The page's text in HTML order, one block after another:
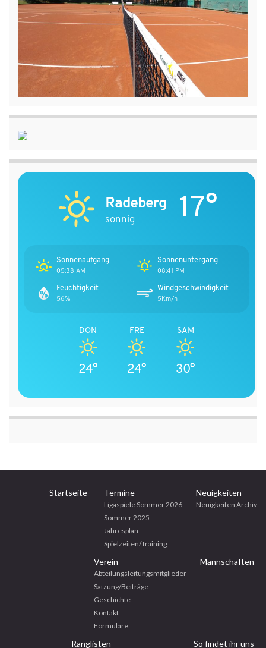
Radeberg
sonnig 17°
Sonnenaufgang
05:38 AM
Sonnenuntergang
08:41 PM
Feuchtigkeit
56%
Windgeschwindigkeit
5Km/h
DON
24°
FRE
24°
SAM
30°
Startseite Termine
Ligaspiele Sommer 2026
Sommer 2025
Jahresplan
Spielzeiten/Training
Neuigkeiten
Neuigkeiten Archiv
Verein
Abteilungsleitungsmitglieder
Satzung/Beiträge
Geschichte
Kontakt
Formulare
Mannschaften
Ranglisten So findet ihr uns